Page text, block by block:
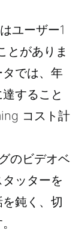
ユーザー1
とがありま
では、年
すること
コスト計
のビデオベ
ッターを
鈍く、切